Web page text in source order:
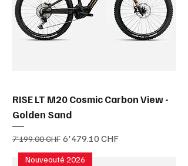
RISE LT M20 Cosmic Carbon View -
Golden Sand
Prix original
7'199.00 CHF Prix promotionnel
6'479.10 CHF
Nouveauté 2026